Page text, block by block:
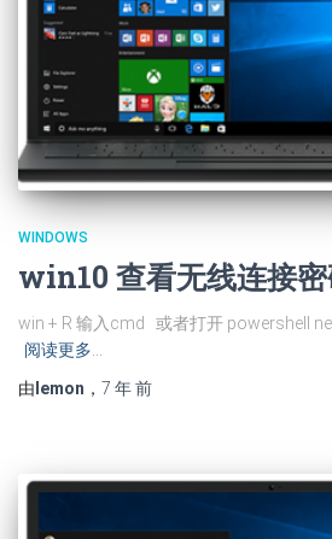
WINDOWS
win10 查看无线连接
win + R 输入cmd 或者打开 powershell
阅读更多…
由 lemon ， 7 年前